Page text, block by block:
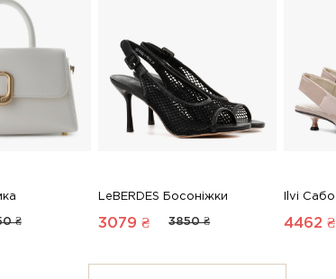
₴
LeBERDES Босоніжки
3079 ₴ 3850 ₴
Ilvi Сабо
4462 ₴